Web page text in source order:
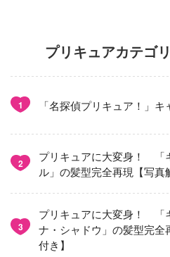
プリキュアカテゴ
1 「名探偵プリキュア！」キ
2
プリキュアに大変身！ 「
ル」の髪型完全再現【写真
3
プリキュアに大変身！ 「
ナ・シャドウ」の髪型完全
付き】